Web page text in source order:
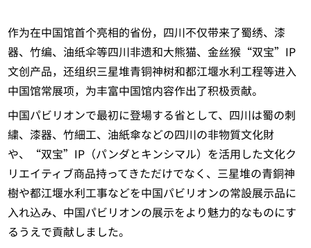
作为在中国馆首个亮相的省份，四川不仅带来了蜀绣、漆
器、竹编、油纸伞等四川非遗和大熊猫、金丝猴“双宝”IP
文创产品，还组织三星堆青铜神树和都江堰水利工程等进入
中国馆常展项，为丰富中国馆内容作出了积极贡献。
中国パビリオンで最初に登場する省として、四川は蜀の刺
繍、漆器、竹細工、油紙傘などの四川の非物質文化財
や、“双宝”IP（パンダとキンシマル）を活用した文化ク
リエイティブ商品持ってきただけでなく、三星堆の青銅神
樹や都江堰水利工事などを中国パビリオンの常設展示品に
入れ込み、中国パビリオンの展示をより魅力的なものにす
るうえで貢献しました。